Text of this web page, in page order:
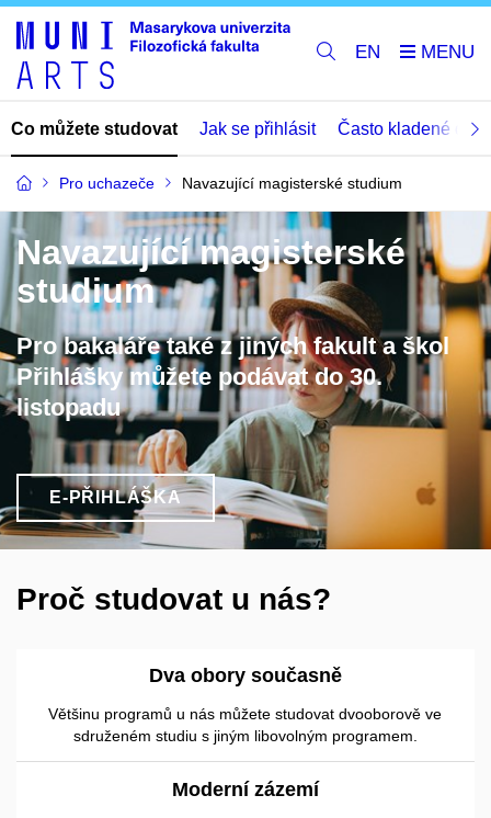
EN
Co můžete studovat Jak se přihlásit Často kladené
Pro uchazeče Navazující magisterské studium
Navazující magisterské
studium
Pro bakaláře také z jiných fakult a škol
Přihlášky můžete podávat do 30.
listopadu
E-PŘIHLÁŠKA
Proč studovat u nás?
Dva obory současně
Většinu programů u nás můžete studovat dvooborově ve
sdruženém studiu s jiným libovolným programem.
Moderní zázemí